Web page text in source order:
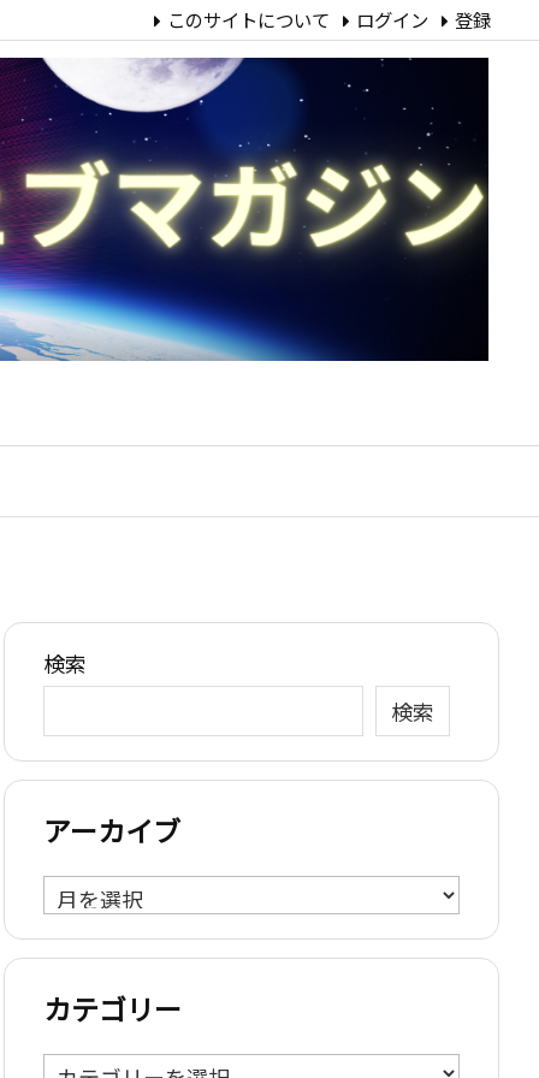
このサイトについて ログイン 登録
検索
検索
アーカイブ
ア
ー
カ
ブ
カテゴリー
カ